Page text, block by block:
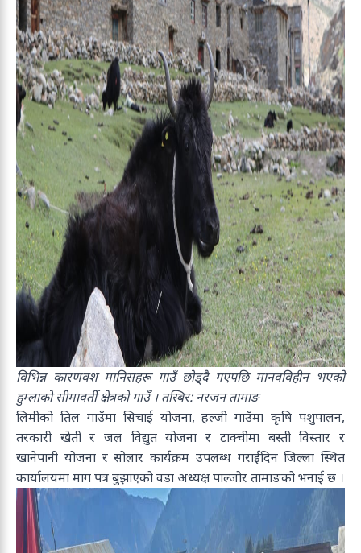
विभिन्न कारणवश मानिसहरू गाउँ छोड्दै गएपछि मानवविहीन भएको
हुम्लाको सीमावर्ती क्षेत्रको गाउँ । तस्बिर: नरजन तामाङ
लिमीको तिल गाउँमा सिचाई योजना, हल्जी गाउँमा कृषि पशुपालन,
तरकारी खेती र जल विद्युत योजना र टाक्चीमा बस्ती विस्तार र
खानेपानी योजना र सोलार कार्यक्रम उपलब्ध गराईदिन जिल्ला स्थित
कार्यालयमा माग पत्र बुझाएको वडा अध्यक्ष पाल्जोर तामाङको भनाई छ ।